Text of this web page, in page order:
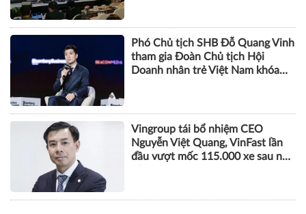
Phó Chủ tịch SHB Đỗ Quang Vinh
tham gia Đoàn Chủ tịch Hội
Doanh nhân trẻ Việt Nam khóa
Vingroup tái bổ nhiệm CEO
Nguyễn Việt Quang, VinFast lần
đầu vượt mốc 115.000 xe sau nửa